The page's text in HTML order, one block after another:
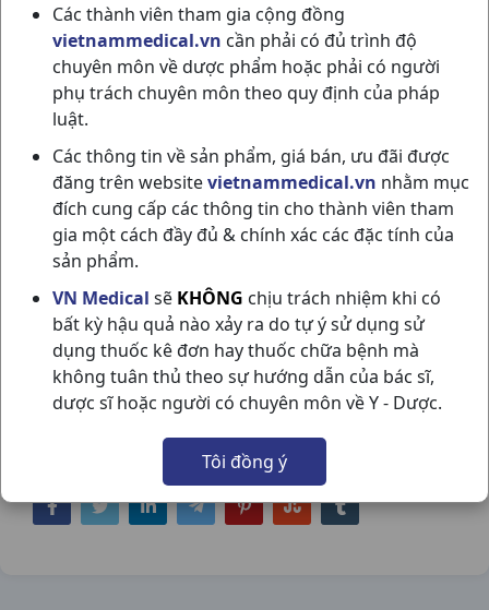
Các thành viên tham gia cộng đồng
vietnammedical.vn cần phải có đủ trình độ
chuyên môn về dược phẩm hoặc phải có người
phụ trách chuyên môn theo quy định của pháp
luật.
Các thông tin về sản phẩm, giá bán, ưu đãi được
đăng trên websitevietnammedical.vn nhằm mục
đích cung cấp các thông tin cho thành viên tham
gia một cách đầy đủ & chính xác các đặc tính của
sản phẩm.
VN Medical sẽ KHÔNG chịu trách nhiệm khi có
bất kỳ hậu quả nào xảy ra do tự ý sử dụng sử
dụng thuốc kê đơn hay thuốc chữa bệnh mà
không tuân thủ theo sự hướng dẫn của bác sĩ,
dược sĩ hoặc người có chuyên môn về Y - Dược.
Tôi đồng ý
TELFAST KIDS 30MG H10V SANOFI
NSX:Sanofi
Nhóm hàng:Kháng Viêm - Kháng
Histamin,
Chia sẻ qua mạng xã hội: